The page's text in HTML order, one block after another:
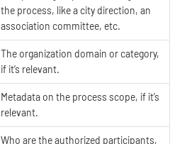
the process, like a city direction, an
association committee, etc.
The organization domain or category,
if it’s relevant.
Metadata on the process scope, if it’s
relevant.
Who are the authorized participants,